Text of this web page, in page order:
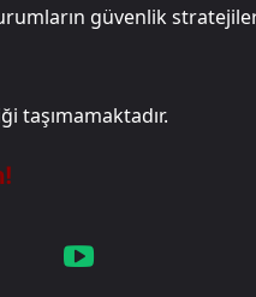
güvenlik
taşımamaktadır.